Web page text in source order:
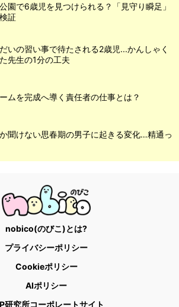
園で6歳児を見つけられる？「見守り瞬足」
証
いの習い事で待たされる2歳児...かんしゃく
先生の1分の工夫
ムを完成へ導く責任者の仕事とは？
聞けない思春期の男子に起きる変化…精通っ
nobico(のびこ)とは?
プライバシーポリシー
Cookieポリシー
AIポリシー
研究所コーポレートサイト